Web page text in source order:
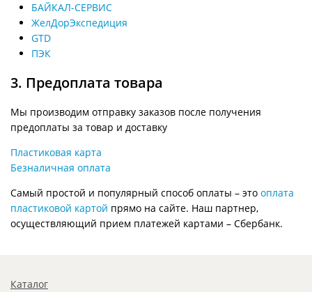
БАЙКАЛ-СЕРВИС
ЖелДорЭкспедиция
GTD
ПЭК
3. Предоплата товара
Мы производим отправку заказов после получения
предоплаты за товар и доставку
Пластиковая карта
Безналичная оплата
Самый простой и популярный способ оплаты – это оплата
пластиковой картой прямо на сайте. Наш партнер,
осуществляющий прием платежей картами – Сбербанк.
Каталог